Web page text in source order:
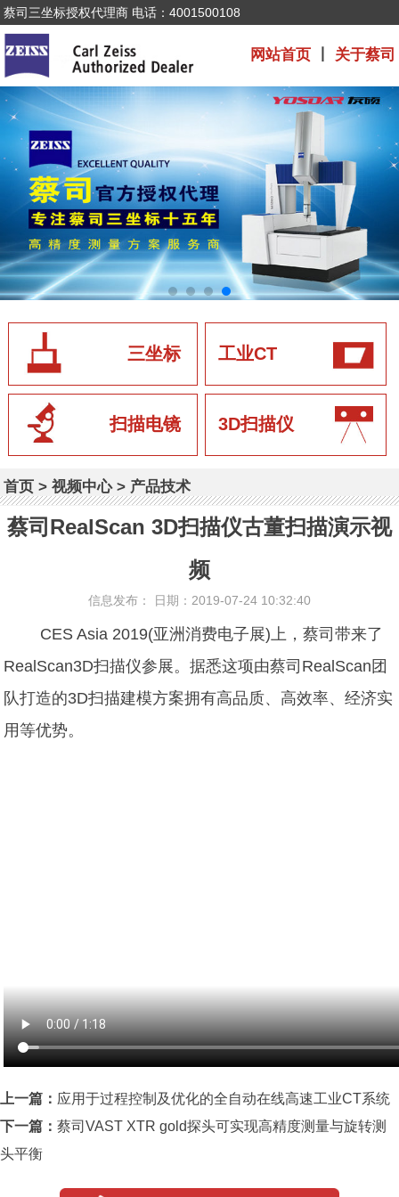
蔡司三坐标授权代理商 电话：4001500108
网站首页丨 关于蔡司
三坐标 工业CT
扫描电镜 3D扫描仪
首页 >视频中心> 产品技术
蔡司RealScan 3D扫描仪古董扫描演示视
频
信息发布： 日期：2019-07-24 10:32:40
CES Asia 2019(亚洲消费电子展)上，蔡司带来了
RealScan3D扫描仪参展。据悉这项由蔡司RealScan团
队打造的3D扫描建模方案拥有高品质、高效率、经济实
用等优势。
上一篇： 应用于过程控制及优化的全自动在线高速工业CT系统
下一篇： 蔡司VAST XTR gold探头可实现高精度测量与旋转测
头平衡